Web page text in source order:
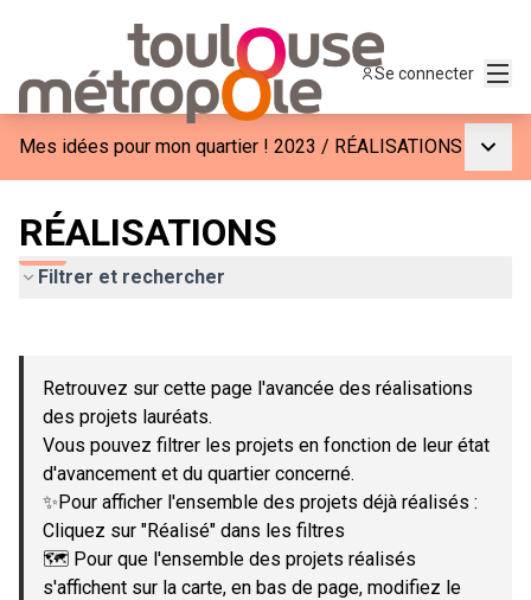
Se connecter
Mes idées pour mon quartier ! 2023 / RÉALISATIONS
RÉALISATIONS
Filtrer et rechercher
−
Retrouvez sur cette page l'avancée des réalisations
des projets lauréats.
Vous pouvez filtrer les projets en fonction de leur état
d'avancement et du quartier concerné.
✨Pour afficher l'ensemble des projets déjà réalisés :
Cliquez sur "Réalisé" dans les filtres
🗺️ Pour que l'ensemble des projets réalisés
s'affichent sur la carte, en bas de page, modifiez le